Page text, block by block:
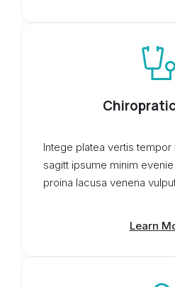
Intege platea vertis
sagitt ipsume minim
proina lacusa venena
Learn